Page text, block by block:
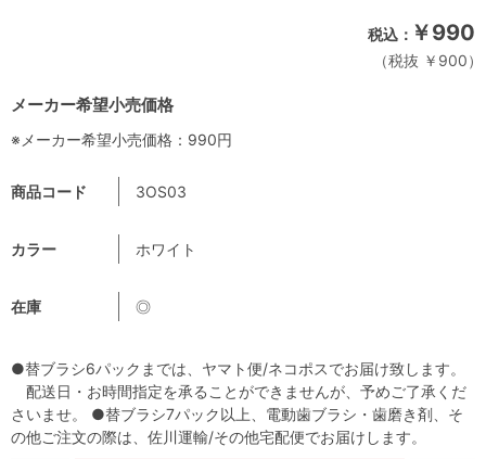
メーカー希望小売価格
￥990
税抜 ￥900
商品コード 3OS03
カラー ホワイト
在庫 ◎
※メーカー希望小売価格：990円
●替ブラシ6パックまでは、ヤマト便/ネコポスでお届け致します。
配送日・お時間指定を承ることができませんが、予めご了承くだ
さいませ。 ●替ブラシ7パック以上、電動歯ブラシ・歯磨き剤、そ
の他ご注文の際は、佐川運輸/その他宅配便でお届けします。